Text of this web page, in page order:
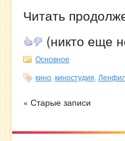
Читать
(никто еще
Основное
кино киностудия
« Старые записи